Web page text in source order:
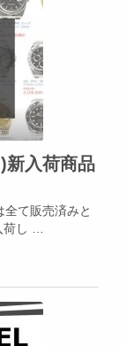
新入荷商品
て販売済みと
し …